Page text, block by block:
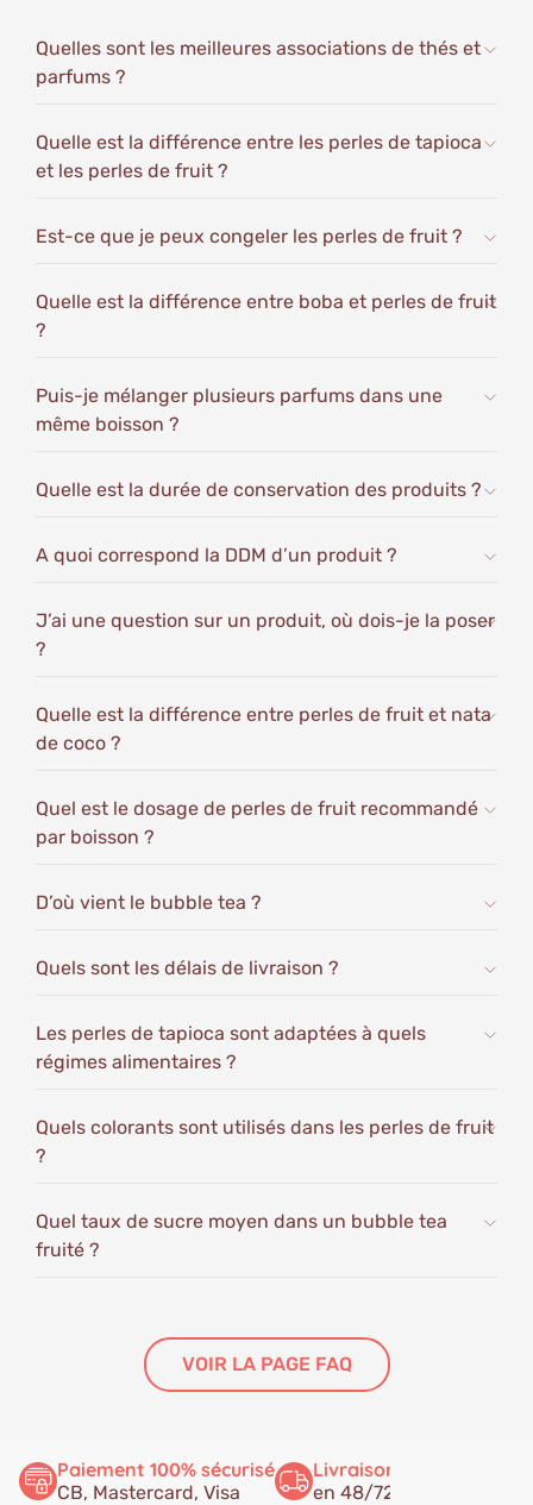
conservent plusieurs mois dans leur
conditionnement d'origine, à l'abri de la lumière et
verte se conservent 15 jours, dans leur seau et
sirop d'origine, au réfrigérateur.
Ingrédients :
Eau, fructose, lactate de calcium (E327), acétate
d’amidon (E1420), gomme xanthane (E415), acide
DL-malic (E296), alginate de sodium (E401), arôme,
colorant(s) : tartrazine (E102), bleu brillant FCF
Valeurs nutritionnelles pour 100gr :
Énergie : 100 kcal
Matières grasses : 0 g
Sodium : 26 mg
Glucides : 25 g (dont sucres : 21 g)
conseils précieux et découvrir de délicieuses
recettes de Bubble Tea, visitez
maintenant !
Quelles sont les meilleures associations de thés et
parfums ?
Quelle est la différence entre les perles de tapioca
et les perles de fruit ?
Est-ce que je peux congeler les perles de fruit ?
Quelle est la différence entre boba et perles de fruit
?
Puis-je mélanger plusieurs parfums dans une
même boisson ?
Quelle est la durée de conservation des produits ?
A quoi correspond la DDM d’un produit ?
J’ai une question sur un produit, où dois-je la poser
?
Quelle est la différence entre perles de fruit et nata
de coco ?
Quel est le dosage de perles de fruit recommandé
par boisson ?
D’où vient le bubble tea ?
Quels sont les délais de livraison ?
Les perles de tapioca sont adaptées à quels
régimes alimentaires ?
Quels colorants sont utilisés dans les perles de fruit
?
Quel taux de sucre moyen dans un bubble tea
fruité ?
VOIR LA PAGE FAQ
Paiement 100% sécurisé
CB, Mastercard, Visa
Livraison rapide
en 48/72h